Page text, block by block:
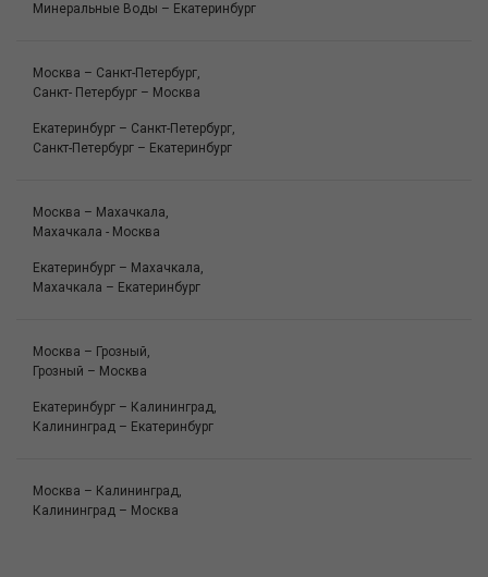
Минеральные Воды – Екатеринбург
Москва – Санкт-Петербург,
Санкт- Петербург – Москва
Екатеринбург – Санкт-Петербург,
Санкт-Петербург – Екатеринбург
Москва – Махачкала,
Махачкала - Москва
Екатеринбург – Махачкала,
Махачкала – Екатеринбург
Москва – Грозный,
Грозный – Москва
Екатеринбург – Калининград,
Калининград – Екатеринбург
Москва – Калининград,
Калининград – Москва